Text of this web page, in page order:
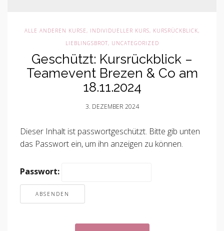
ALLE ANDEREN KURSE, INDIVIDUELLER KURS, KURSRÜCKBLICK,
LIEBLINGSBROT, UNCATEGORIZED
Geschützt: Kursrückblick –
Teamevent Brezen & Co am
18.11.2024
3. DEZEMBER 2024
Dieser Inhalt ist passwortgeschützt. Bitte gib unten
das Passwort ein, um ihn anzeigen zu können.
Passwort: